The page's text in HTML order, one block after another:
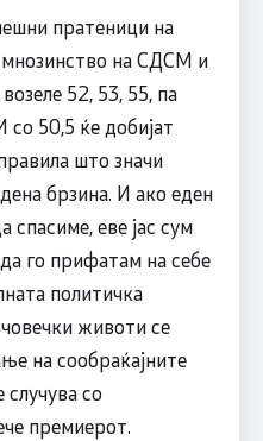
пратеници на
мнозинство на СДСМ и
52, 53, 55, па
50,5 ќе добијат
што значи
брзина. И ако еден
спасиме, еве јас сум
го прифатам на себе
политичка
животи се
на сообраќајните
случува со
премиерот.